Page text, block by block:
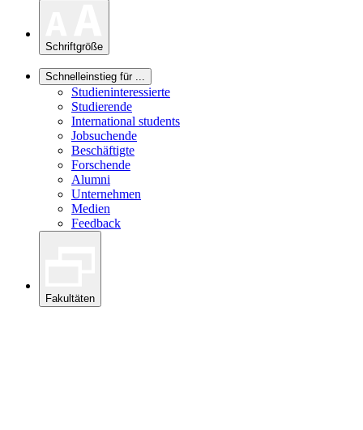
Schriftgröße
Schnelleinstieg für ...
Studieninteressierte
Studierende
International students
Jobsuchende
Beschäftigte
Forschende
Alumni
Unternehmen
Medien
Feedback
Fakultäten